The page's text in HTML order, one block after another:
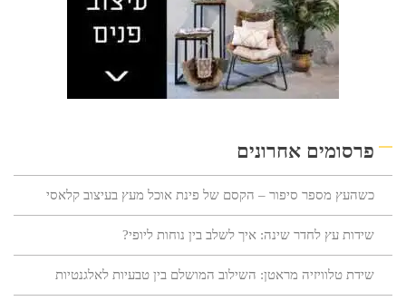
פרסומים אחרונים
כשהעץ מספר סיפור – הקסם של פינת אוכל מעץ בעיצוב קלאסי
שידות עץ לחדר שינה: איך לשלב בין נוחות ליופי?
שידת טלוויזיה מראטן: השילוב המושלם בין טבעיות לאלגנטיות